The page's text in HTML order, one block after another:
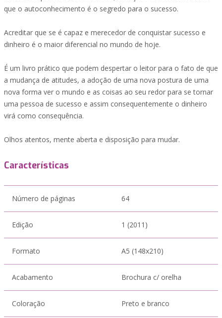
que o autoconhecimento é o segredo para o sucesso.
Acreditar que se é capaz e merecedor de conquistar sucesso e
dinheiro é o maior diferencial no mundo de hoje.
É um livro prático que podem despertar o leitor para o fato de que
a mudança de atitudes, a adoção de uma nova postura de uma
nova forma ver o mundo e as coisas ao seu redor para se tornar
uma pessoa de sucesso e assim consequentemente o dinheiro
virá como consequência.
Olhos atentos, mente aberta e disposição para mudar.
Características
Número de páginas 64
Edição 1 (2011)
Formato A5 (148x210)
Acabamento Brochura c/ orelha
Coloração Preto e branco